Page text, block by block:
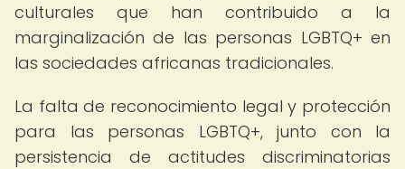
culturales que han contribuido a la
marginalización de las personas LGBTQ+ en
las sociedades africanas tradicionales.
La falta de reconocimiento legal y protección
para las personas LGBTQ+, junto con la
persistencia de actitudes discriminatorias